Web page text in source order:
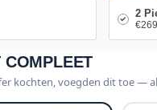
2
kochten, voegden dit toe —